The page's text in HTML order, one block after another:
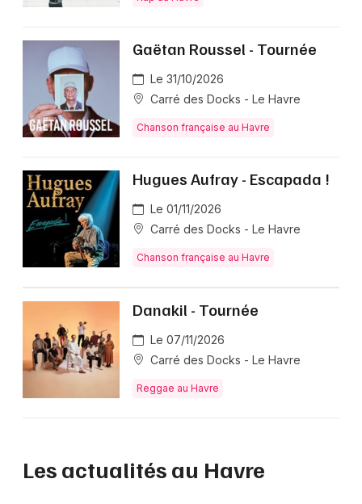
Gaëtan Roussel - Tournée
Le 31/10/2026
Carré des Docks - Le Havre
Chanson française au Havre
Hugues Aufray - Escapada !
Le 01/11/2026
Carré des Docks - Le Havre
Chanson française au Havre
Danakil - Tournée
Le 07/11/2026
Carré des Docks - Le Havre
Reggae au Havre
Les actualités au Havre